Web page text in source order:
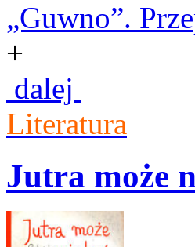
„Guwno”.
+
dalej
Literatura
Jutra może